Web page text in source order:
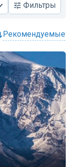
Фильтры
рекомендуемые